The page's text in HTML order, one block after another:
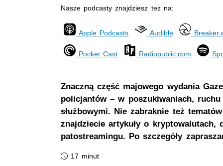
Nasze podcasty znajdziesz też na:
Apple Podcasts Audible
Pocket Cast Radiopublic.com
Znaczną część majowego wydania
policjantów – w poszukiwaniach,
służbowymi. Nie zabraknie też
znajdziecie artykuły o kryptowalutach,
patostreamingu. Po szczegóły
Czas trwania podcastu:
17 minut